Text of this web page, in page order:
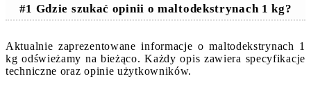
#1 Gdzie szukać opinii o maltodekstrynach 1 kg?
Aktualnie zaprezentowane informacje o maltodekstrynach 1
kg odświeżamy na bieżąco. Każdy opis zawiera specyfikacje
techniczne oraz opinie użytkowników.